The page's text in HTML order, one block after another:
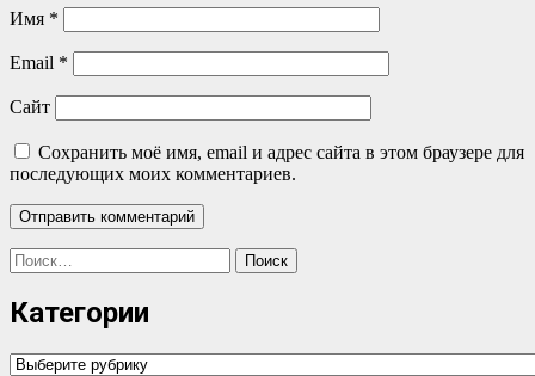
Имя *
Email *
Сайт
Сохранить моё имя, email и адрес сайта в этом браузере для
последующих моих комментариев.
Найти:
Категории
Категории